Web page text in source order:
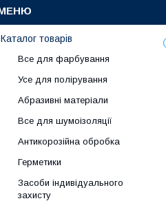
Каталог товарів
Все для фарбування
Усе для полірування
Абразивні матеріали
Все для шумоізоляції
Антикорозійна обробка
Герметики
Засоби індивідуального
захисту